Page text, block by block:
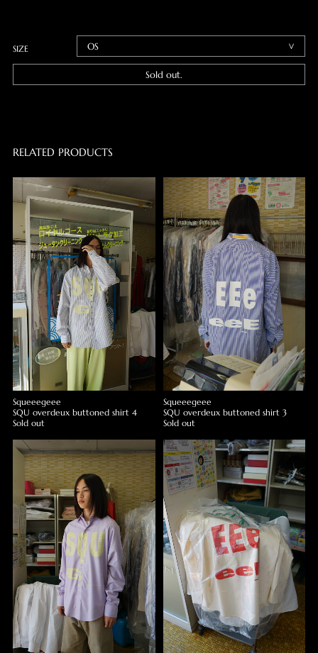
SIZE
Sold out.
RELATED PRODUCTS
Squeeegeee
SQU overdeux buttoned shirt 4
Sold out
Squeeegeee
SQU overdeux buttoned shirt 3
Sold out